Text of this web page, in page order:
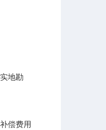
地勘
偿费用